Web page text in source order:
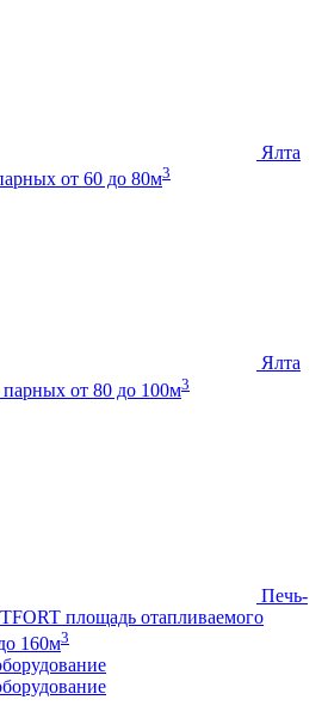
Ялта
от 60 до 80м3
Ялта
от 80 до 100м3
Печь-
площадь отапливаемого
160м3